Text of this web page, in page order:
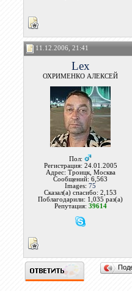
11.12.2006, 21:41
Lex
ОХРИМЕНКО АЛЕКСЕЙ
Пол:
Регистрация: 24.01.2005
Адрес: Троицк, Москва
Сообщений: 6,563
Images:75
Сказал(а) спасибо: 2,153
Поблагодарили: 1,035 раз(а)
Репутация: 39614